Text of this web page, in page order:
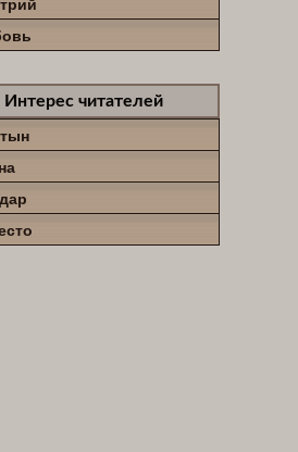
Интерес читателей